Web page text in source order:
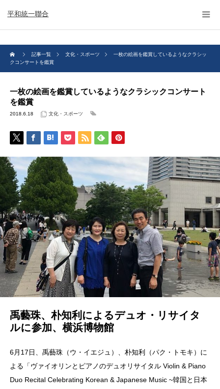
平和統一聯合
記事一覧 文化・スポーツ
一枚の絵画を鑑賞しているようなクラシッ
クコンサートを鑑賞
一枚の絵画を鑑賞しているようなクラシックコンサート
を鑑賞
2018.6.18 文化・スポーツ
禹藝珠、朴知利によるデュオ・リサイタ
ルに参加、横浜博物館
6月17日、禹藝珠（ウ・イエジュ）、朴知利（パク・トモキ）に
よる「ヴァイオリンとピアノのデュオリサイタル Violin & Piano
Duo Recital Celebrating Korean & Japanese Music ~韓国と日本